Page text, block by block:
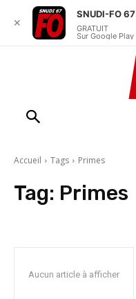
Accueil Tags Primes
Tag: Primes
Aucun article à afficher
✕
SNUDI-FO 67
GRATUIT
Sur Google Play